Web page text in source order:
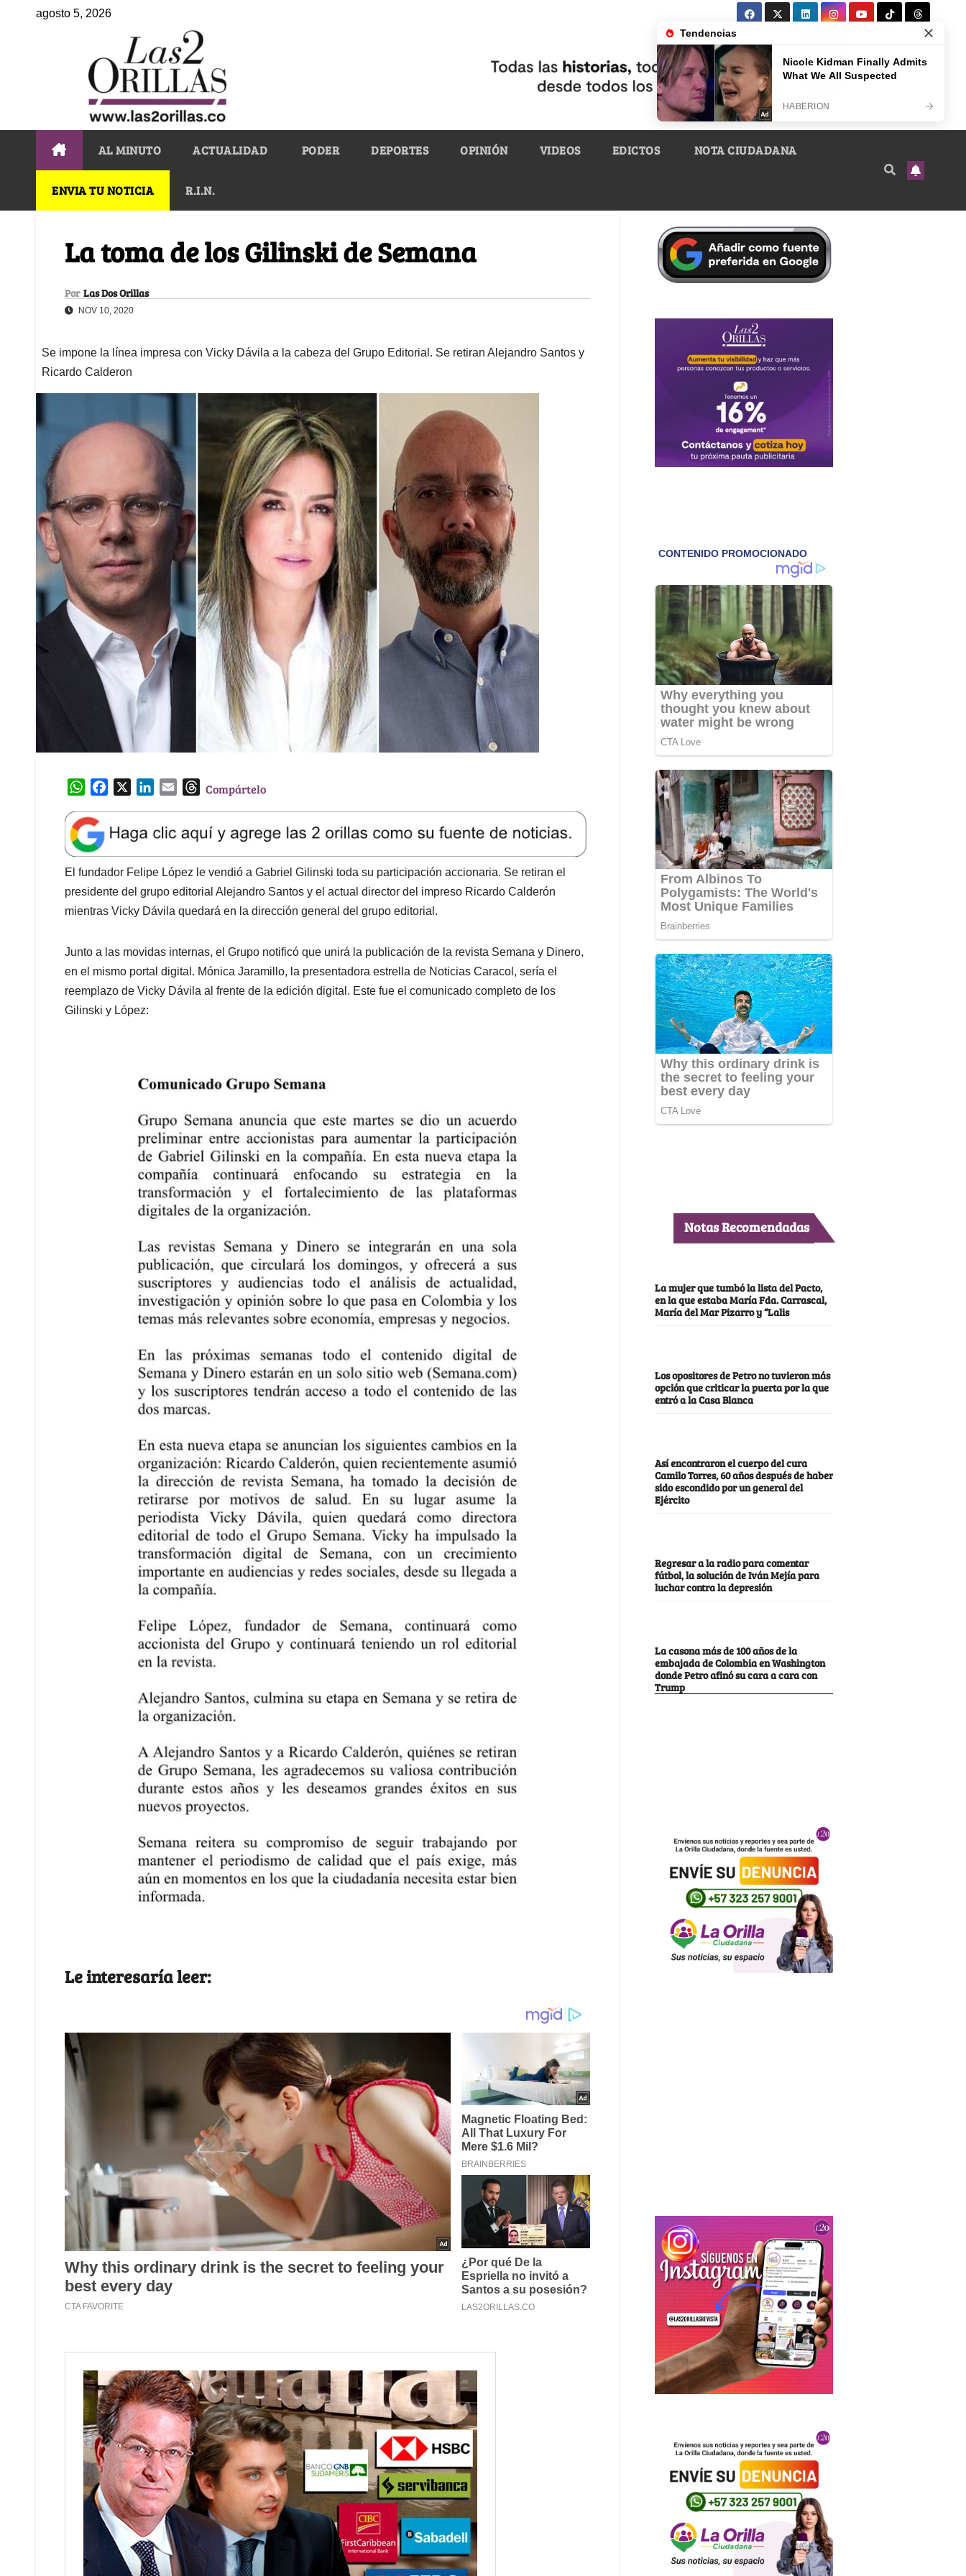
agosto 5, 2026
AL MINUTO ACTUALIDAD PODER DEPORTES OPINIÓN VIDEOS EDICTOS NOTA CIUDADANA
ENVIA TU NOTICIA R.I.N.
La toma de los Gilinski de Semana
Por Las Dos Orillas
NOV 10, 2020
Se impone la línea impresa con Vicky Dávila a la cabeza del Grupo Editorial. Se retiran Alejandro Santos y
Ricardo Calderon
W
a
t
s
A
p
p
e
b
o
o
k
k
e
d
I
n
l
T
e
a
d
s
Compártelo
El fundador Felipe López le vendió a Gabriel Gilinski toda su participación accionaria. Se retiran el
presidente del grupo editorial Alejandro Santos y el actual director del impreso Ricardo Calderón
mientras Vicky Dávila quedará en la dirección general del grupo editorial.
Junto a las movidas internas, el Grupo notificó que unirá la publicación de la revista Semana y Dinero,
en el mismo portal digital. Mónica Jaramillo, la presentadora estrella de Noticias Caracol, sería el
reemplazo de Vicky Dávila al frente de la edición digital. Este fue el comunicado completo de los
Gilinski y López:
Le interesaría leer:
Notas Recomendadas
La mujer que tumbó la lista del Pacto,
en la que estaba María Fda. Carrascal,
María del Mar Pizarro y “Lalis
Los opositores de Petro no tuvieron más
opción que criticar la puerta por la que
entró a la Casa Blanca
Así encontraron el cuerpo del cura
Camilo Torres, 60 años después de haber
sido escondido por un general del
Ejército
Regresar a la radio para comentar
fútbol, la solución de Iván Mejía para
luchar contra la depresión
La casona más de 100 años de la
embajada de Colombia en Washington
donde Petro afinó su cara a cara con
Trump